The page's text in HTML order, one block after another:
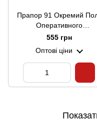
Прапор 91 Окремий
Оперативного
Забезпечення
555 грн
Оптові ціни